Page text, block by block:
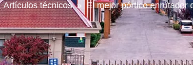
Artículos técnicos » El mejor pórtico enrutador